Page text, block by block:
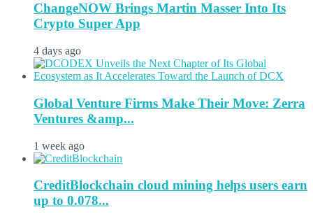
ChangeNOW Brings Martin Masser Into Its
Crypto Super App
4 days ago
Global Venture Firms Make Their Move: Zerra
Ventures &amp...
1 week ago
CreditBlockchain cloud mining helps users earn
up to 0.078...